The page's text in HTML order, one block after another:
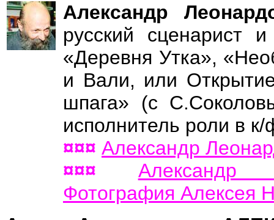
Александр
русский сценарист
«Деревня Утка»,
и Вали, или
шпага» (с
исполнитель роли в
¤¤¤ Александр
¤¤¤
Александр
Фотография Алексея